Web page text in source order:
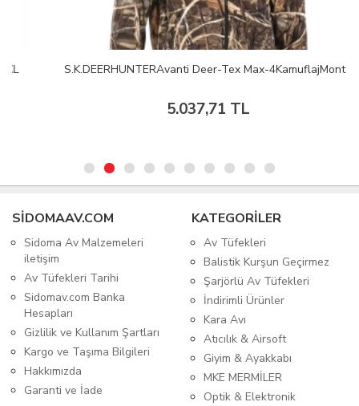
S.K.DEERHUNTERAvanti Deer-Tex Max-4KamuflajMont
5.037,71 TL
SIDOMAAV.COM
Sidoma Av Malzemeleri
iletişim
Av Tüfekleri Tarihi
Sidomav.com Banka
Hesapları
Gizlilik ve Kullanım Şartları
Kargo ve Taşıma Bilgileri
Hakkımızda
Garanti ve İade
KATEGORİLER
Av Tüfekleri
Balistik Kurşun Geçirmez
Şarjörlü Av Tüfekleri
İndirimli Ürünler
Kara Avı
Atıcılık & Airsoft
Giyim & Ayakkabı
MKE MERMİLER
Optik & Elektronik